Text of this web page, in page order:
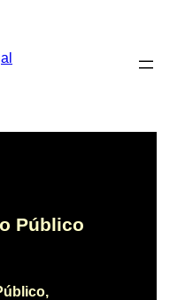
Público